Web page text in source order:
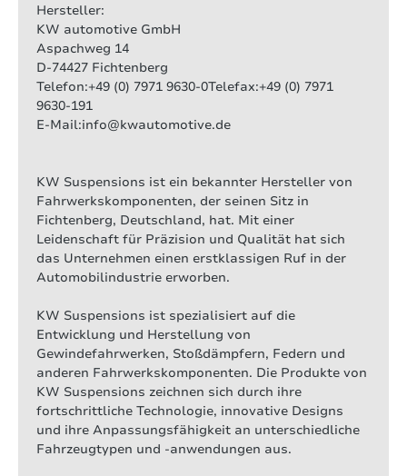
Hersteller:
KW automotive GmbH
Aspachweg 14
D-74427 Fichtenberg
Telefon:+49 (0) 7971 9630-0Telefax:+49 (0) 7971
9630-191
E-Mail:info@kwautomotive.de
KW Suspensions ist ein bekannter Hersteller von
Fahrwerkskomponenten, der seinen Sitz in
Fichtenberg, Deutschland, hat. Mit einer
Leidenschaft für Präzision und Qualität hat sich
das Unternehmen einen erstklassigen Ruf in der
Automobilindustrie erworben.
KW Suspensions ist spezialisiert auf die
Entwicklung und Herstellung von
Gewindefahrwerken, Stoßdämpfern, Federn und
anderen Fahrwerkskomponenten. Die Produkte von
KW Suspensions zeichnen sich durch ihre
fortschrittliche Technologie, innovative Designs
und ihre Anpassungsfähigkeit an unterschiedliche
Fahrzeugtypen und -anwendungen aus.